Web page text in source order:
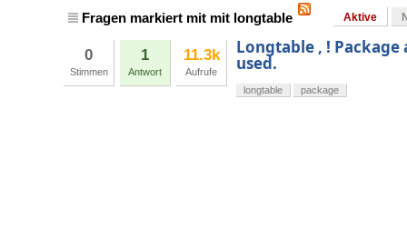
Fragen markiert mit mit longtable Aktive
0
Stimmen
1
Antwort
11.3k
Aufrufe
Longtable , !
used.
longtable package